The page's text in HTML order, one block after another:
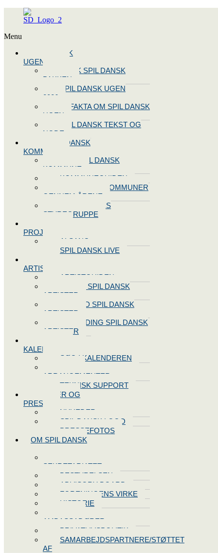
Menu
SPIL DANSK
UGEN 2026
BOOK SPIL DANSK
PAKKEN
SPIL DANSK UGEN
2026
10 FAKTA OM SPIL DANSK
UGEN
SPIL DANSK TEKST OG
NODE
BLIV SPIL DANSK
KOMMUNE
BLIV SPIL DANSK
KOMMUNE
KOMMUNEGUIDEN
SPIL DANSK KOMMUNER
GENNEM ÅRENE
OPRET JERES
STYREGRUPPE
PROJEKTER
ALSANG
SPIL DANSK LIVE
ARTISTER
ARTISTGUIDEN
VORES SPIL DANSK
ARTISTER
LOG IND SPIL DANSK
ARTISTER
TILMELDING SPIL DANSK
ARTISTER
KALENDEREN
SØG I KALENDEREN
ARRANGEMENTER
TEKNISK SUPPORT
NYHEDER OG
PRESSE
NYHEDER
SPIL DANSK LOGO
PRESSEFOTOS
OM SPIL DANSK
SEKRETARIATET
BESTYRELSEN
ADVISORY BOARD
FORENINGENS VIRKE
HISTORIE
AMBASSADØRER
PRIVATLIVSPOLITIK
SAMARBEJDSPARTNERE/STØTTET
AF